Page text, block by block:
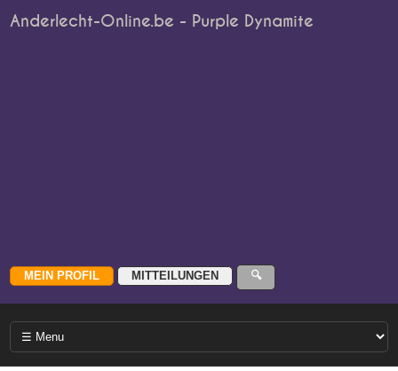
Anderlecht-Online.be - Purple Dynamite